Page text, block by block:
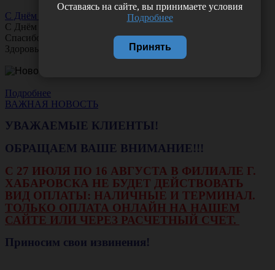
С Днём Офтальмолога!
С Днём
Спасибо за ясное зрение и заботу о пациентах.
Здоровья вам и новых профессиональных побед!
Подробнее
ВАЖНАЯ НОВОСТЬ
УВАЖАЕМЫЕ КЛИЕНТЫ!
ОБРАЩАЕМ ВАШЕ ВНИМАНИЕ!!!
С 27 ИЮЛЯ ПО 16 АВГУСТА В ФИЛИАЛЕ Г.
ХАБАРОВСКА НЕ БУДЕТ ДЕЙСТВОВАТЬ
ВИД ОПЛАТЫ: НАЛИЧНЫЕ И ТЕРМИНАЛ.
ТОЛЬКО ОПЛАТА ОНЛАЙН НА НАШЕМ
САЙТЕ ИЛИ ЧЕРЕЗ РАСЧЕТНЫЙ СЧЕТ.
Приносим свои извинения!
Оставаясь на сайте, вы принимаете условия
Подробнее
Принять